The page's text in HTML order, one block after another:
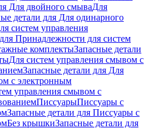
Для двойного смываДля
детали для Для одинарного
систем управления
Принадлежности для систем
комплектыЗапасные детали
Для систем управления смывом с
Запасные детали для Для
с электронным
управления смывом с
ПиссуарыПиссуары с
Запасные детали для Писсуары с
Без крышкиЗапасные детали для